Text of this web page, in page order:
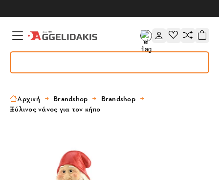
Αρχική Brandshop
Brandshop
Ξύλινος νάνος για τον κήπο